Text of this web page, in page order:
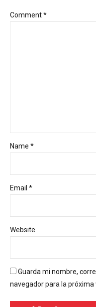
Comment*
Name *
Email *
Website
Guarda mi nombre,
navegador para la próxima